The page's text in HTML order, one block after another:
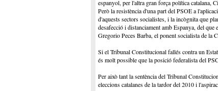
espanyol, per l'altra gran força política catalana,
Però la resistència d'una part del PSOE a
d'aquests sectors socialistes, i la incògnita que
desafecció i distanciament amb Espanya, del
Gregorio Peces Barba, el ponent socialista de la
Si el Tribunal Constitucional fallés contra un
és molt possible que la posició federalista del
Per això tant la sentència del Tribunal
eleccions catalanes de la tardor del 2010 i